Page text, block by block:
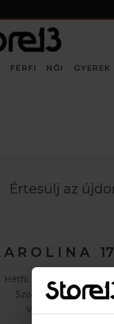
FÉRFI NŐI GYEREK
Értesülj az
A R O L I N A
Hétfő - Péntek: 11:00 -
Szombat: 10:00 - 19:00
Vasárnap: ZÁRVA